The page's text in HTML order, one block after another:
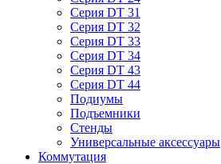
Серия DT 31
Серия DT 32
Серия DT 33
Серия DT 34
Серия DT 43
Серия DT 44
Подиумы
Подъемники
Стенды
Универсальные аксессуары
Коммутация